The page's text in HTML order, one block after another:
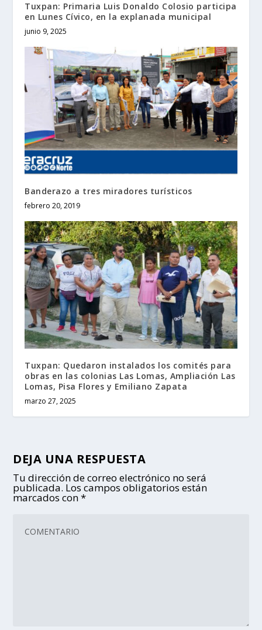
Tuxpan: Primaria Luis Donaldo Colosio participa
en Lunes Cívico, en la explanada municipal
junio 9, 2025
Banderazo a tres miradores turísticos
febrero 20, 2019
Tuxpan: Quedaron instalados los comités para
obras en las colonias Las Lomas, Ampliación Las
Lomas, Pisa Flores y Emiliano Zapata
marzo 27, 2025
DEJA UNA RESPUESTA
Tu dirección de correo electrónico no será
publicada. Los campos obligatorios están
marcados con*